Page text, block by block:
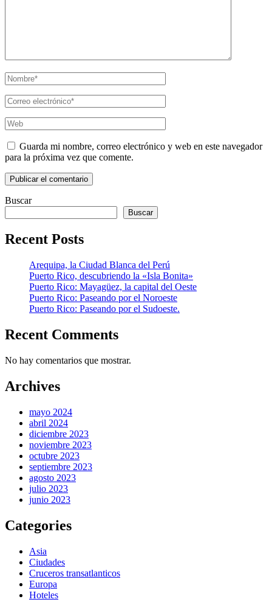
Nombre*
Correo
eletrónico*
Web
Guarda mi nombre, correo electrónico y web en este navegador
para la próxima vez que comente.
Buscar
Buscar
Recent Posts
Arequipa, la Ciudad Blanca del Perú
Puerto Rico, descubriendo la «Isla Bonita»
Puerto Rico: Mayagüez, la capital del Oeste
Puerto Rico: Paseando por el Noroeste
Puerto Rico: Paseando por el Sudoeste.
Recent Comments
No hay comentarios que mostrar.
Archives
mayo 2024
abril 2024
diciembre 2023
noviembre 2023
octubre 2023
septiembre 2023
agosto 2023
julio 2023
junio 2023
Categories
Asia
Ciudades
Cruceros transatlanticos
Europa
Hoteles